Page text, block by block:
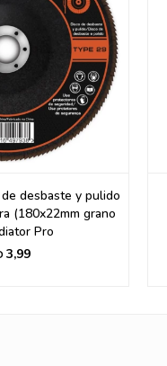
desbaste y pulido
(180x22mm grano
Pro
3,99